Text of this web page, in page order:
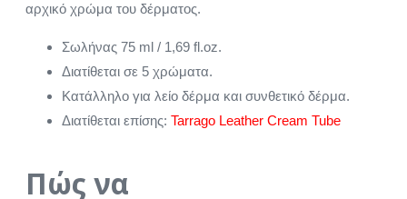
αρχικό χρώμα του δέρματος.
Σωλήνας 75 ml / 1,69 fl.oz.
Διατίθεται σε 5 χρώματα.
Κατάλληλο για λείο δέρμα και συνθετικό δέρμα.
Διατίθεται επίσης: Tarrago Leather Cream Tube
Πώς να